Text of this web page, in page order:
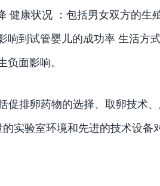
健康状况 ：包括男女双方的生
到试管婴儿的成功率 生活方式
面影响。
促排卵药物的选择、取卵技术
实验室环境和先进的技术设备